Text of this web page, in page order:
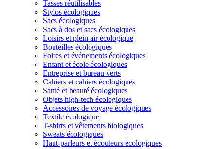
Tasses réutilisables
Stylos écologiques
Sacs écologiques
Sacs à dos et sacs écologiques
Loisirs et plein air écologique
Bouteilles écologiques
Foires et événements écologiques
Enfant et école écologiques
Entreprise et bureau verts
Cahiers et cahiers écologiques
Santé et beauté écologiques
Objets high-tech écologiques
Accessoires de voyage écologiques
Textile écologique
T-shirts et vêtements biologiques
Sweats écologiques
Haut-parleurs et écouteurs écologiques